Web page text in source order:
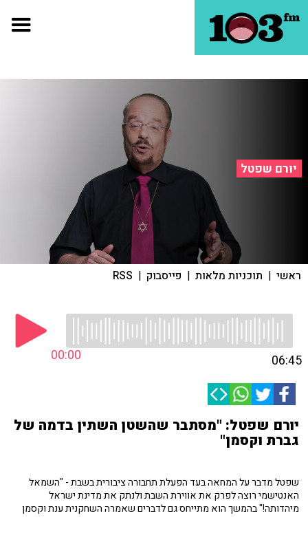
יורם שפטל
ראשי | תוכניות מלאות | פייסבוק |
RSS
00:00 06:45
יורם שפטל: "מסתבר שהשטן השתין בדמה של
גברת וקסמן"
שפטל מדבר על המחאה בעד הפעלת תחבורה ציבורית בשבת - "השמאל
האנטישמי רוצה לפרק את אווירת השבת ולנתק את מדינת ישראל
מיהדותה!" בהמשך הוא מתייחס גם לדברים שאמרה השחקנית ענת וקסמן